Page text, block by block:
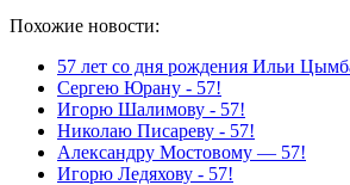
Похожие новости:
57 лет со дня рождения Ильи
Сергею Юрану - 57!
Игорю Шалимову - 57!
Николаю Писареву - 57!
Александру Мостовому — 57!
Игорю Ледяхову - 57!